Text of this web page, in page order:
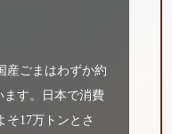
産ごまはわずか約
ます。日本で消費
そ17万トンとさ